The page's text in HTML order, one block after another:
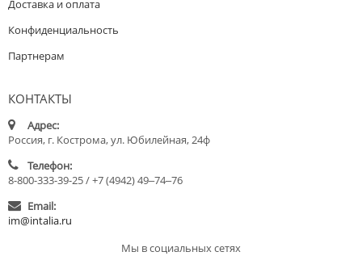
Доставка и оплата
Конфиденциальность
Партнерам
КОНТАКТЫ
Адрес:
Россия, г. Кострома, ул. Юбилейная, 24ф
Телефон:
8-800-333-39-25 / +7 (4942) 49‒74‒76
Email:
im@intalia.ru
Мы в социальных сетях